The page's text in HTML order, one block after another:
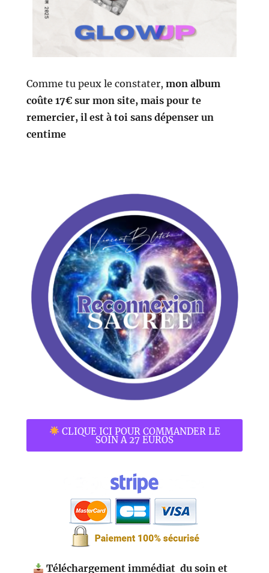
Comme tu peux le constater,mon album
coûte 17€ sur mon site, mais pour te
remercier, il est à toi sans dépenser un
centime
CLIQUE ICI POUR COMMANDER LE
SOIN A 27 EUROS
Téléchargement immédiat du soin et